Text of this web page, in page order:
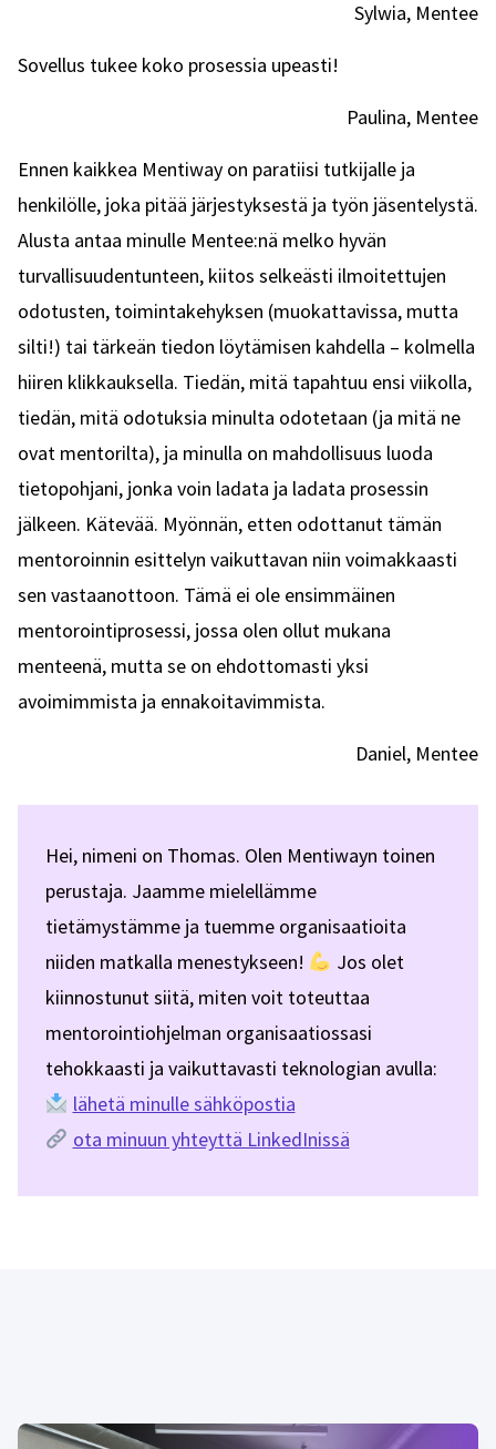
Sylwia, Mentee
Sovellus tukee koko prosessia upeasti!
Paulina, Mentee
Ennen kaikkea Mentiway on paratiisi tutkijalle ja
henkilölle, joka pitää järjestyksestä ja työn jäsentelystä.
Alusta antaa minulle Mentee:nä melko hyvän
turvallisuudentunteen, kiitos selkeästi ilmoitettujen
odotusten, toimintakehyksen (muokattavissa, mutta
silti!) tai tärkeän tiedon löytämisen kahdella – kolmella
hiiren klikkauksella. Tiedän, mitä tapahtuu ensi viikolla,
tiedän, mitä odotuksia minulta odotetaan (ja mitä ne
ovat mentorilta), ja minulla on mahdollisuus luoda
tietopohjani, jonka voin ladata ja ladata prosessin
jälkeen. Kätevää. Myönnän, etten odottanut tämän
mentoroinnin esittelyn vaikuttavan niin voimakkaasti
sen vastaanottoon. Tämä ei ole ensimmäinen
mentorointiprosessi, jossa olen ollut mukana
menteenä, mutta se on ehdottomasti yksi
avoimimmista ja ennakoitavimmista.
Daniel, Mentee
Hei, nimeni on Thomas. Olen Mentiwayn toinen
perustaja. Jaamme mielellämme
tietämystämme ja tuemme organisaatioita
niiden matkalla menestykseen!
Jos olet
kiinnostunut siitä, miten voit toteuttaa
mentorointiohjelman organisaatiossasi
tehokkaasti ja vaikuttavasti teknologian avulla:
lähetä minulle sähköpostia
ota minuun yhteyttä LinkedInissä